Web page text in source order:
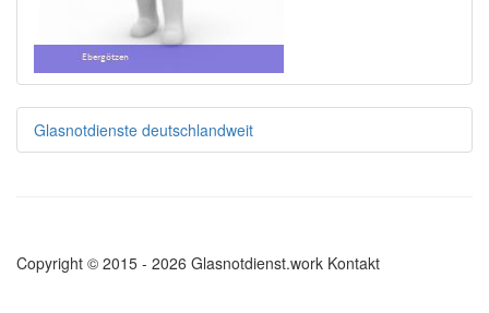
Glasnotdienste deutschlandweit
Copyright © 2015 - 2026 Glasnotdienst.work Kontakt